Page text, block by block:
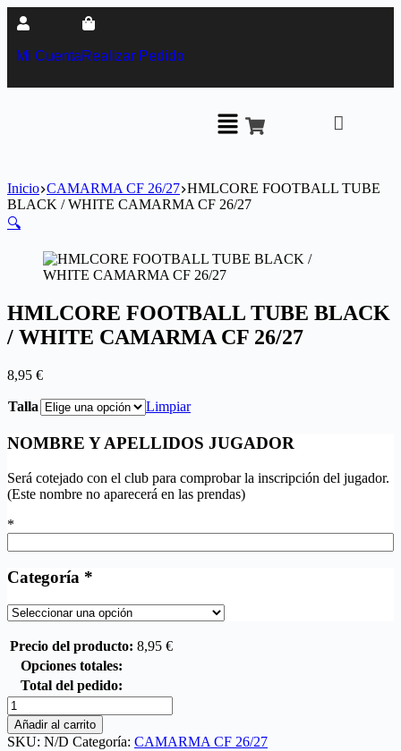
Mi CuentaRealizar Pedido
Inicio CAMARMA CF 26/27 HMLCORE FOOTBALL TUBE
BLACK / WHITE CAMARMA CF 26/27
🔍
HMLCORE FOOTBALL TUBE BLACK
/ WHITE CAMARMA CF 26/27
8,95 €
Talla Limpiar
NOMBRE Y APELLIDOS JUGADOR
Será cotejado con el club para comprobar la inscripción del jugador.
(Este nombre no aparecerá en las prendas)
*
Categoría *
Precio del producto: 8,95 €
Opciones totales:
Total del pedido:
Añadir al carrito
SKU: N/D Categoría: CAMARMA CF 26/27